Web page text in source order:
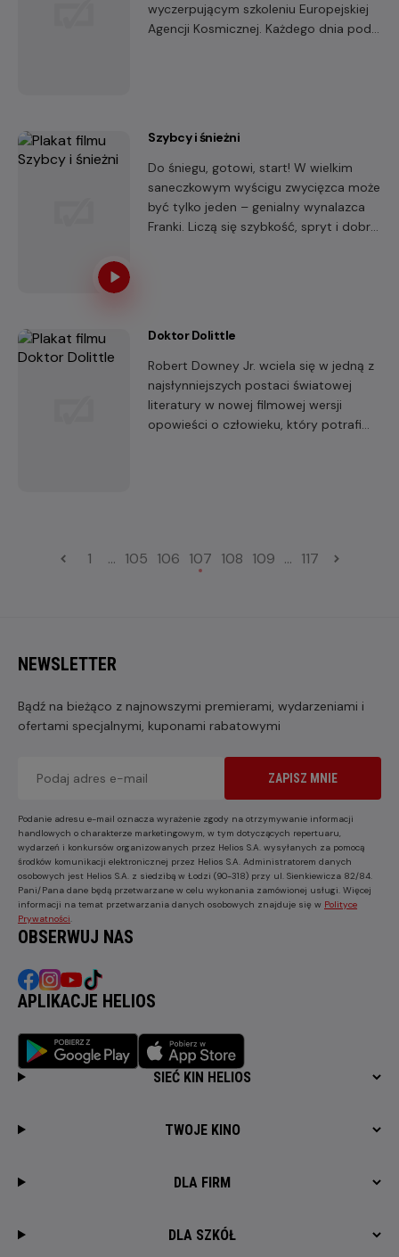
wyczerpującym szkoleniu Europejskiej
Agencji Kosmicznej. Każdego dnia pod
mordercze treningi, ale również ciągłe
udowadnianie męskiej części załogi, że
zasługuje na miejsce w zespole. W
domu zrzuca skafander i jest mamą 7-
letniej Stelli.
Szybcy i śnieżni
Do śniegu, gotowi, start! W wielkim
saneczkowym wyścigu zwycięzca może
być tylko jeden – genialny wynalazca
Franki. Liczą się szybkość, spryt i dobra
Doktor Dolittle
Robert Downey Jr. wciela się w jedną z
najsłynniejszych postaci światowej
literatury w nowej filmowej wersji
opowieści o człowieku, który potrafi
1 ... 105 106 107 108 109 ... 117
NEWSLETTER
Bądź na bieżąco z najnowszymi premierami, wydarzeniami i
ofertami specjalnymi, kuponami rabatowymi
ZAPISZ MNIE
Podanie adresu e-mail oznacza wyrażenie zgody na otrzymywanie informacji
handlowych o charakterze marketingowym, w tym dotyczących repertuaru,
wydarzeń i konkursów organizowanych przez Helios S.A. wysyłanych za pomocą
środków komunikacji elektronicznej przez Helios S.A. Administratorem danych
osobowych jest Helios S.A. z siedzibą w Łodzi (90-318) przy ul. Sienkiewicza 82/84.
Pani/Pana dane będą przetwarzane w celu wykonania zamówionej usługi. Więcej
informacji na temat przetwarzania danych osobowych znajduje się w Polityce
Prywatności
OBSERWUJ NAS
APLIKACJE HELIOS
SIEĆ KIN HELIOS
TWOJE KINO
DLA FIRM
DLA SZKÓŁ